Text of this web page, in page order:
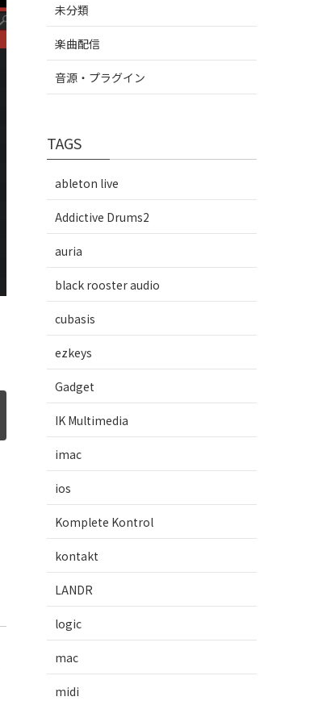
未分類
楽曲配信
音源・プラグイン
TAGS
ableton live
Addictive Drums2
auria
black rooster audio
cubasis
ezkeys
Gadget
IK Multimedia
imac
ios
Komplete Kontrol
kontakt
LANDR
logic
mac
midi